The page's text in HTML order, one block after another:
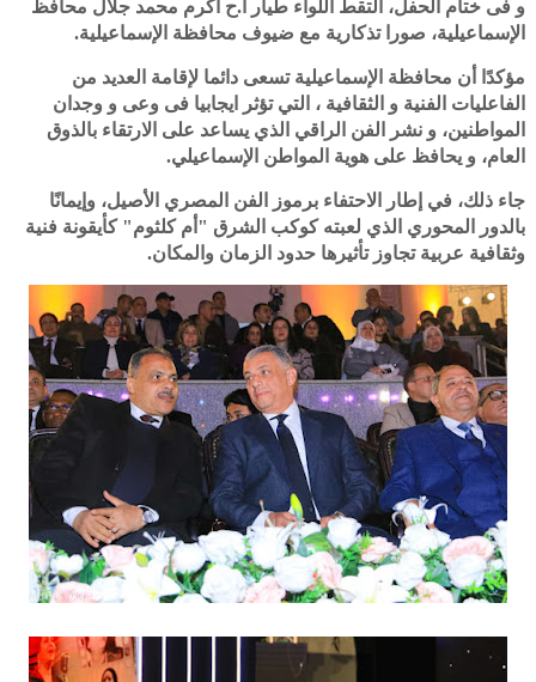
و فى ختام الحفل، التقط اللواء طيار أ.ح أكرم محمد جلال محافظ
الإسماعيلية، صورا تذكارية مع ضيوف محافظة الإسماعيلية.
مؤكدًا أن محافظة الإسماعيلية تسعى دائما لإقامة العديد من
الفاعليات الفنية و الثقافية ، التي تؤثر ايجابيا فى وعى و وجدان
المواطنين، و نشر الفن الراقي الذي يساعد على الارتقاء بالذوق
العام، و يحافظ على هوية المواطن الإسماعيلي.
جاء ذلك، في إطار الاحتفاء برموز الفن المصري الأصيل، وإيمانًا
بالدور المحوري الذي لعبته كوكب الشرق "أم كلثوم" كأيقونة فنية
وثقافية عربية تجاوز تأثيرها حدود الزمان والمكان.